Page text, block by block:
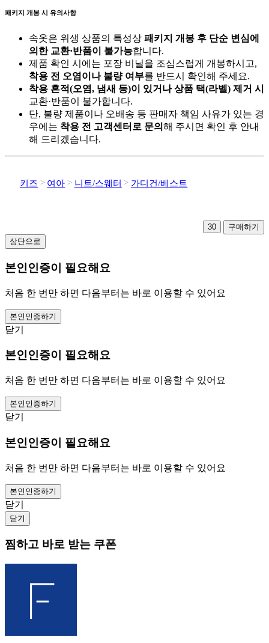
패키지 개봉 시 유의사항
속옷은 위생 상품의 특성상 패키지 개봉 후 단순 변심에
의한 교환·반품이 불가능합니다.
제품 확인 시에는 포장 비닐을 조심스럽게 개봉하시고,
착용 전 오염이나 불량 여부를 반드시 확인해 주세요.
착용 흔적(오염, 냄새 등)이 있거나 상품 택(라벨) 제거 시
교환·반품이 불가합니다.
단, 불량 제품이나 오배송 등 판매자 책임 사유가 있는 경
우에는 착용 전 고객센터로 문의 해 주시면 확인 후 안내
해 드리겠습니다.
키즈 여아 니트/스웨터 가디건/베스트
30
구매하기
상단으로
본인인증이 필요해요
처음 한 번만 하면 다음부터는 바로 이용할 수 있어요
본인인증하기
닫기
본인인증이 필요해요
처음 한 번만 하면 다음부터는 바로 이용할 수 있어요
본인인증하기
닫기
본인인증이 필요해요
처음 한 번만 하면 다음부터는 바로 이용할 수 있어요
본인인증하기
닫기
닫기
찜하고 바로 받는 쿠폰